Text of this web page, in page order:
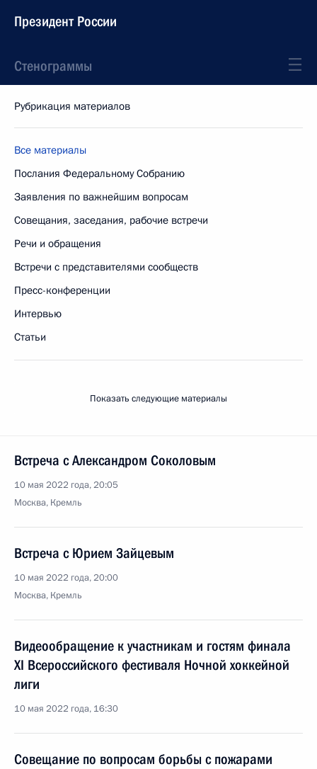
Президент России
Стенограммы
Рубрикация материалов
Все материалы
Послания Федеральному Собранию
Заявления по важнейшим вопросам
Совещания, заседания, рабочие встречи
Речи и обращения
Встречи с представителями сообществ
Пресс-конференции
Интервью
Статьи
Показать следующие материалы
Встреча с Александром Соколовым
10 мая 2022 года, 20:05
Москва, Кремль
Встреча с Юрием Зайцевым
10 мая 2022 года, 20:00
Москва, Кремль
Видеообращение к участникам и гостям финала
XI Всероссийского фестиваля Ночной хоккейной
лиги
10 мая 2022 года, 16:30
Совещание по вопросам борьбы с пожарами